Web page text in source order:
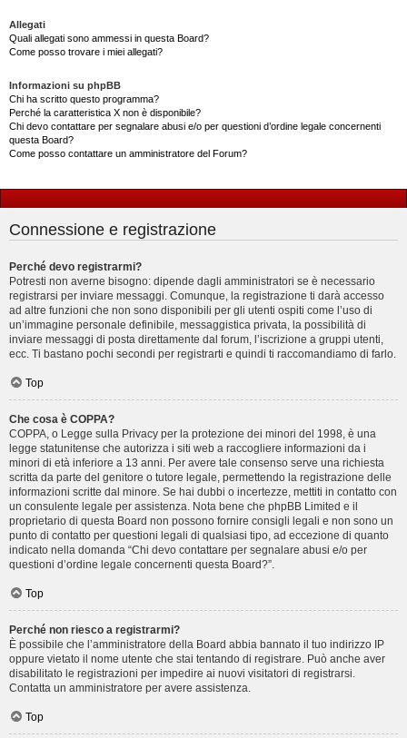
Allegati
Quali allegati sono ammessi in questa Board?
Come posso trovare i miei allegati?
Informazioni su phpBB
Chi ha scritto questo programma?
Perché la caratteristica X non è disponibile?
Chi devo contattare per segnalare abusi e/o per questioni d’ordine legale concernenti
questa Board?
Come posso contattare un amministratore del Forum?
Connessione e registrazione
Perché devo registrarmi?
Potresti non averne bisogno: dipende dagli amministratori se è necessario
registrarsi per inviare messaggi. Comunque, la registrazione ti darà accesso
ad altre funzioni che non sono disponibili per gli utenti ospiti come l’uso di
un’immagine personale definibile, messaggistica privata, la possibilità di
inviare messaggi di posta direttamente dal forum, l’iscrizione a gruppi utenti,
ecc. Ti bastano pochi secondi per registrarti e quindi ti raccomandiamo di farlo.
Top
Che cosa è COPPA?
COPPA, o Legge sulla Privacy per la protezione dei minori del 1998, è una
legge statunitense che autorizza i siti web a raccogliere informazioni da i
minori di età inferiore a 13 anni. Per avere tale consenso serve una richiesta
scritta da parte del genitore o tutore legale, permettendo la registrazione delle
informazioni scritte dal minore. Se hai dubbi o incertezze, mettiti in contatto con
un consulente legale per assistenza. Nota bene che phpBB Limited e il
proprietario di questa Board non possono fornire consigli legali e non sono un
punto di contatto per questioni legali di qualsiasi tipo, ad eccezione di quanto
indicato nella domanda “Chi devo contattare per segnalare abusi e/o per
questioni d’ordine legale concernenti questa Board?”.
Top
Perché non riesco a registrarmi?
È possibile che l’amministratore della Board abbia bannato il tuo indirizzo IP
oppure vietato il nome utente che stai tentando di registrare. Può anche aver
disabilitato le registrazioni per impedire ai nuovi visitatori di registrarsi.
Contatta un amministratore per avere assistenza.
Top